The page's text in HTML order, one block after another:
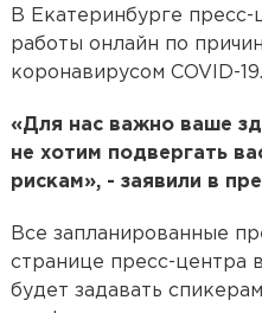
В Екатеринбурге
работы онлайн по
коронавирусом COVID-19.
«Для нас важно ваше
не хотим подвергать
рискам», - заявили в
Все запланированные
странице пресс-центра
будет задавать